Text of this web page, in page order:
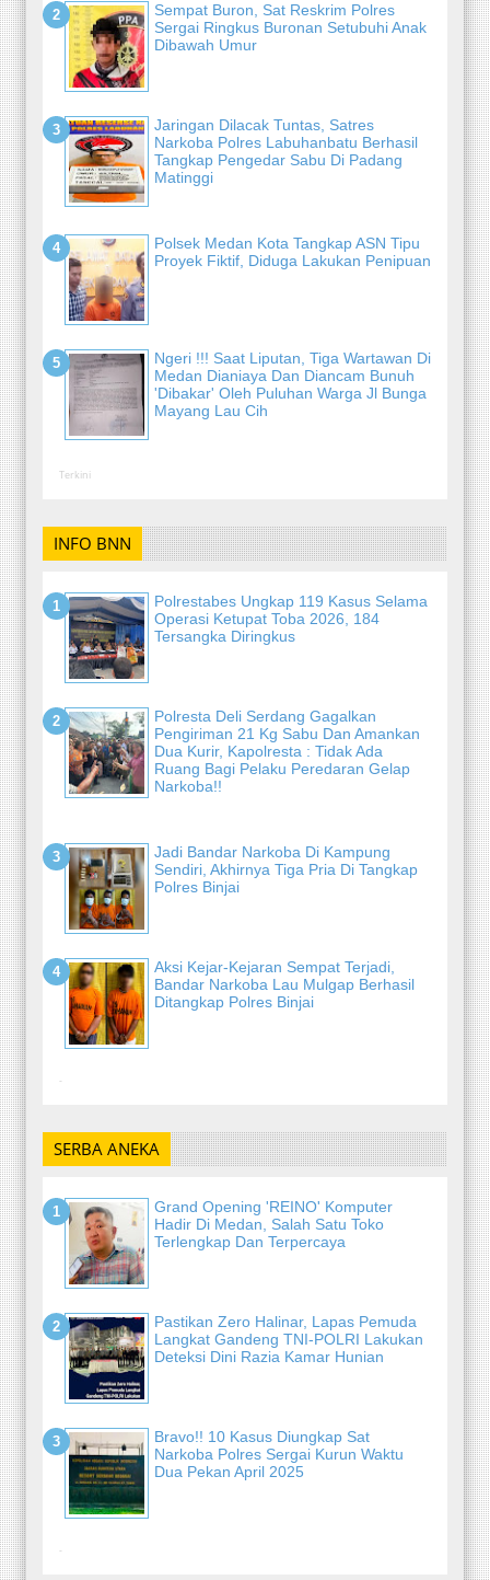
Sempat Buron, Sat Reskrim Polres
Sergai Ringkus Buronan Setubuhi Anak
Dibawah Umur
Jaringan Dilacak Tuntas, Satres
Narkoba Polres Labuhanbatu Berhasil
Tangkap Pengedar Sabu Di Padang
Matinggi
Polsek Medan Kota Tangkap ASN Tipu
Proyek Fiktif, Diduga Lakukan Penipuan
Ngeri !!! Saat Liputan, Tiga Wartawan Di
Medan Dianiaya Dan Diancam Bunuh
'Dibakar' Oleh Puluhan Warga Jl Bunga
Mayang Lau Cih
Terkini
INFO BNN
Polrestabes Ungkap 119 Kasus Selama
Operasi Ketupat Toba 2026, 184
Tersangka Diringkus
Polresta Deli Serdang Gagalkan
Pengiriman 21 Kg Sabu Dan Amankan
Dua Kurir, Kapolresta : Tidak Ada
Ruang Bagi Pelaku Peredaran Gelap
Narkoba!!
Jadi Bandar Narkoba Di Kampung
Sendiri, Akhirnya Tiga Pria Di Tangkap
Polres Binjai
Aksi Kejar-Kejaran Sempat Terjadi,
Bandar Narkoba Lau Mulgap Berhasil
Ditangkap Polres Binjai
-
SERBA ANEKA
Grand Opening 'REINO' Komputer
Hadir Di Medan, Salah Satu Toko
Terlengkap Dan Terpercaya
Pastikan Zero Halinar, Lapas Pemuda
Langkat Gandeng TNI-POLRI Lakukan
Deteksi Dini Razia Kamar Hunian
Bravo!! 10 Kasus Diungkap Sat
Narkoba Polres Sergai Kurun Waktu
Dua Pekan April 2025
-